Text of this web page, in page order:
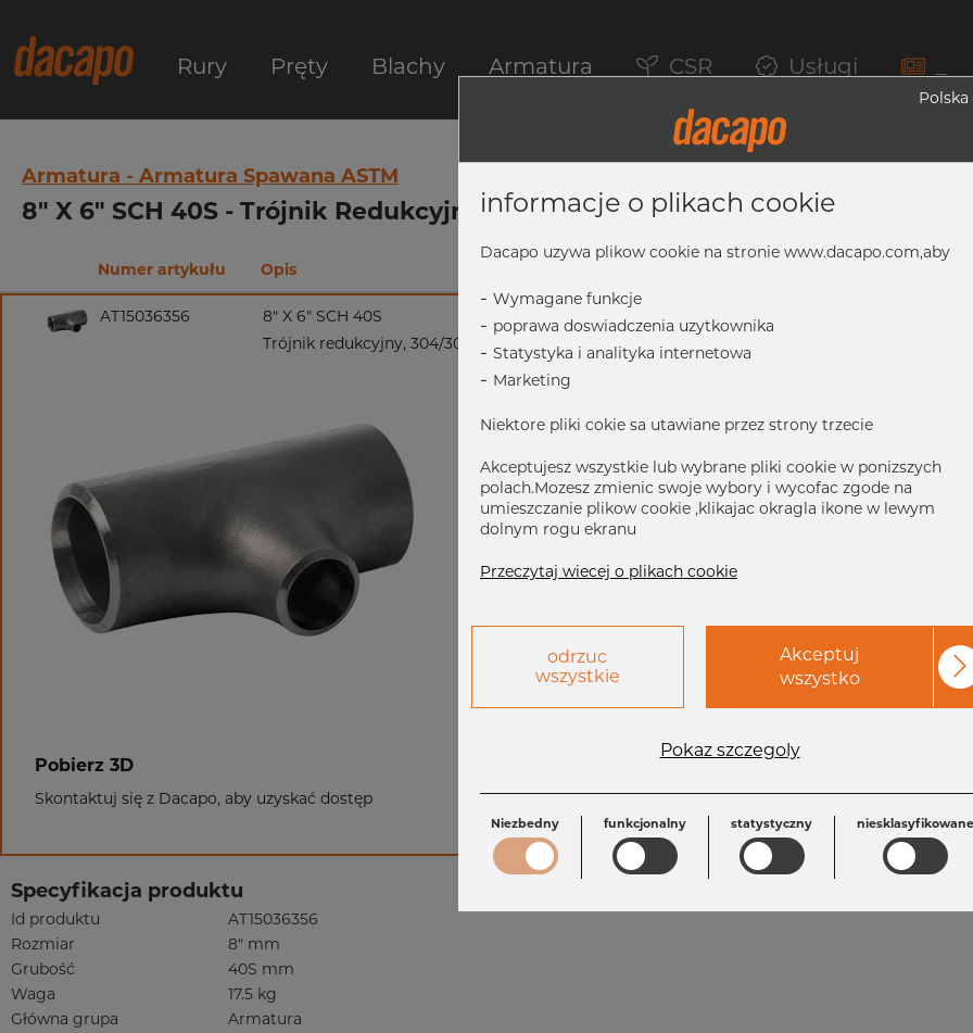
Rury Pręty Blachy Armatura CSR Usługi
Armatura - Armatura Spawana ASTM
8" X 6" SCH 40S - Trójnik Redukcyjny, 304/304L, ASTM A-403 WP-W,
Numer artykułu Opis
AT15036356
8" X 6" SCH 40S
Trójnik redukcyjny, 304/304L, ASTM A-403 WP-W, spawany, 6"
Pobierz 3D
Skontaktuj się z Dacapo, aby uzyskać dostęp
F: 178.0 mm
T1: 7.11 mm M: 168.0 mm
Specyfikacja produktu
Id produktu
AT15036356
Rozmiar
8" mm
Grubość
40S mm
Waga
17.5 kg
Główna grupa
Armatura
Polska
informacje o plikach cookie
Dacapo uzywa plikow cookie na stronie www.dacapo.com,aby
- Wymagane funkcje
- poprawa doswiadczenia uzytkownika
- Statystyka i analityka internetowa
- Marketing
Niektore pliki cokie sa utawiane przez strony trzecie
Akceptujesz wszystkie lub wybrane pliki cookie w ponizszych
polach.Mozesz zmienic swoje wybory i wycofac zgode na
umieszczanie plikow cookie ,klikajac okragla ikone w lewym
dolnym rogu ekranu
Przeczytaj wiecej o plikach cookie
odrzuc
wszystkie
Akceptuj
wszystko
Pokaz szczegoly
Niezbedny funkcjonalny statystyczny niesklasyfikowane